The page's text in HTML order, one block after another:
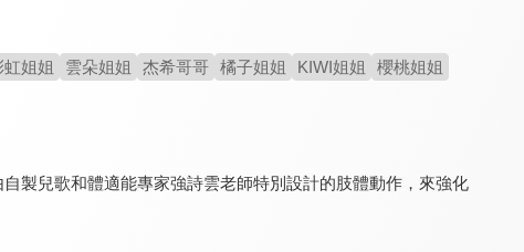
虹姐姐 雲朵姐姐 杰希哥哥 橘子姐姐 KIWI姐姐
櫻桃姐姐
製兒歌和體適能專家強詩雲老師特別設計的肢體動作，來強化